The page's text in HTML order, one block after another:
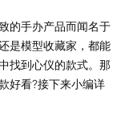
的手办产品而闻名于
是模型收藏家，都能
找到心仪的款式。那
好看?接下来小编详